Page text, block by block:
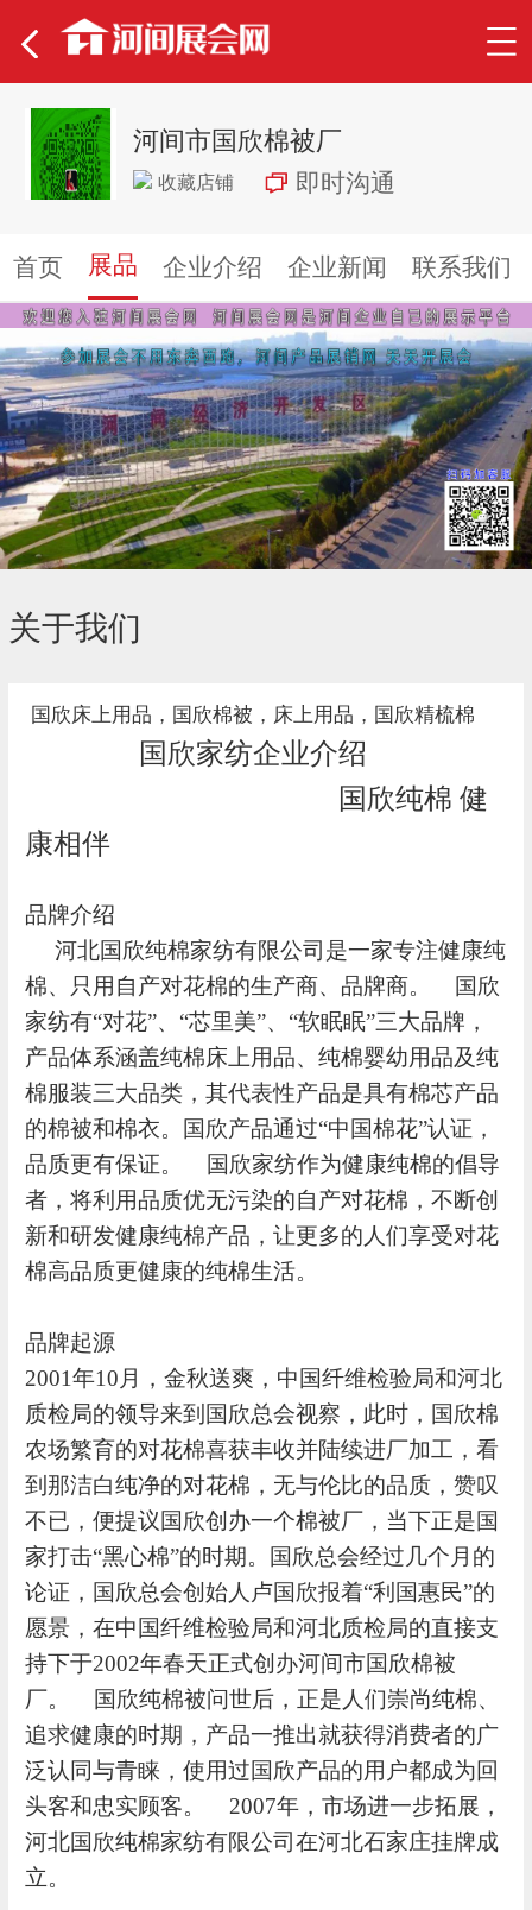
河间市国欣棉被厂
收藏店铺 即时沟通
首页 展品 企业介绍 企业新闻 联系我们
关于我们
国欣床上用品，国欣棉被，床上用品，国欣精梳棉
国欣家纺企业介绍
国欣纯棉 健
康相伴
品牌介绍
河北国欣纯棉家纺有限公司是一家专注健康纯
棉、只用自产对花棉的生产商、品牌商。
国欣
家纺有“对花”、“芯里美”、“软眠眠”三大品牌，
产品体系涵盖纯棉床上用品、纯棉婴幼用品及纯
棉服装三大品类，其代表性产品是具有棉芯产品
的棉被和棉衣。国欣产品通过“中国棉花”认证，
品质更有保证。 国欣家纺作为健康纯棉的倡导
者，将利用品质优无污染的自产对花棉，不断创
新和研发健康纯棉产品，让更多的人们享受对花
棉高品质更健康的纯棉生活。
品牌起源
2001年10 月，金秋送爽，中国纤维检验局和河北
质检局的领导来到国欣总会视察，此时，国欣棉
农场繁育的对花棉喜获丰收并陆续进厂加工，看
到那洁白纯净的对花棉，无与伦比的品质，赞叹
不已，便提议国欣创办一个棉被厂，当下正是国
家打击“黑心棉”的时期。国欣总会经过几个月的
论证，国欣总会创始人卢国欣报着“利国惠民”的
愿景，在中国纤维检验局和河北质检局的直接支
持下于2002年春天正式创办河间市国欣棉被
厂。
国欣纯棉被问世后，正是人们崇尚纯棉、
追求健康的时期，产品一推出就获得消费者的广
泛认同与青睐，使用过国欣产品的用户都成为回
头客和忠实顾客。
2007年，市场进一步拓展，
河北国欣纯棉家纺有限公司在河北石家庄挂牌成
立。